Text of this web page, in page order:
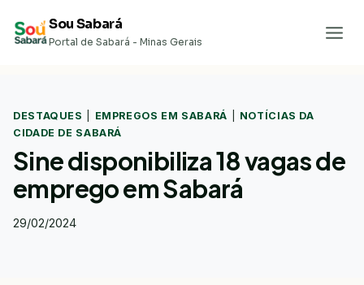
para
Sou Sabará
Portal de Sabará - Minas Gerais
DESTAQUES EMPREGOS EM SABARÁ
NOTÍCIAS DA
CIDADE DE SABARÁ
Sine disponibiliza 18 vagas de
emprego em Sabará
29/02/2024